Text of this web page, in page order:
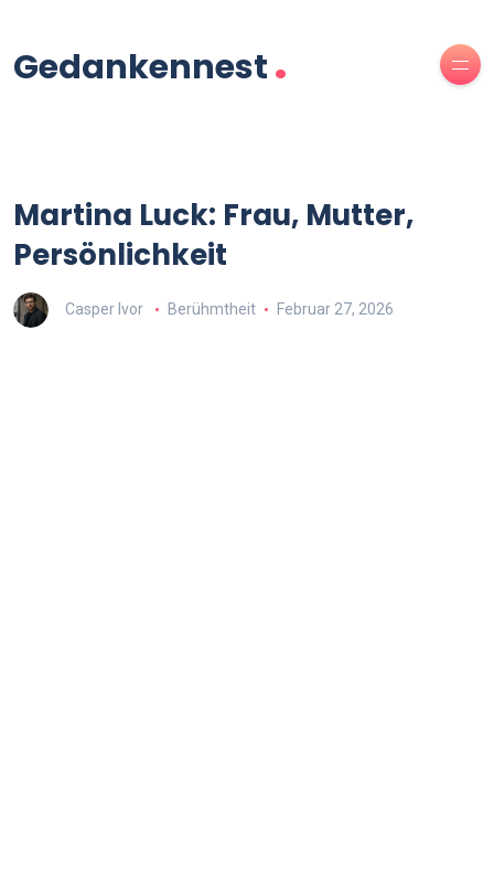
Gedankennest.
Martina Luck: Frau, Mutter,
Persönlichkeit
Casper Ivor Berühmtheit Februar 27, 2026